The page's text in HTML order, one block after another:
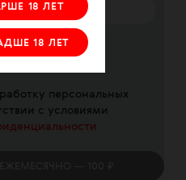
18 ЛЕТ
18 ЛЕТ
с офертой
персональных
с условиями